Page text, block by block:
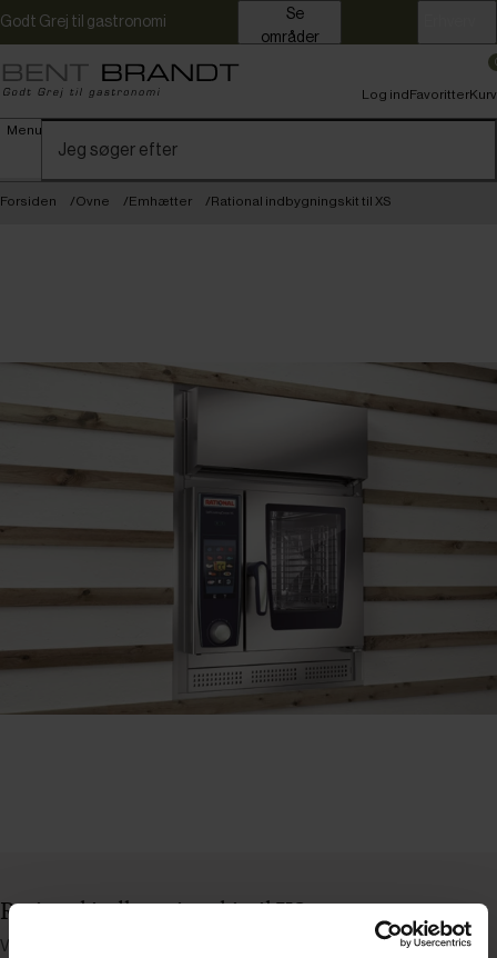
Godt Grej til gastronomi
områder
Menu
Log indFavoritterKurv
Forsiden Ovne Emhætter Rational indbygningskit til XS
Rational indbygningskit til XS
Varenummer: 73201404